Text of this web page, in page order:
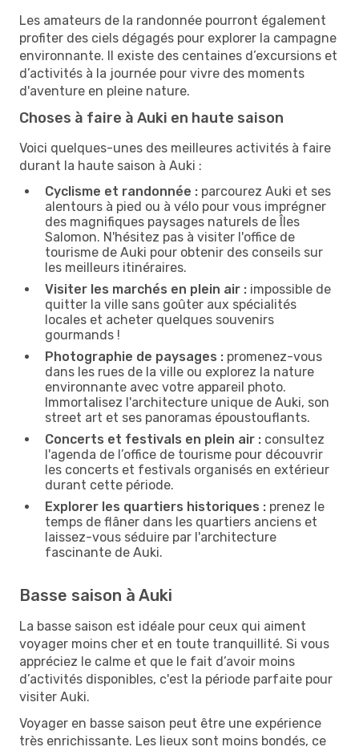
Les amateurs de la randonnée pourront également
profiter des ciels dégagés pour explorer la campagne
environnante. Il existe des centaines d’excursions et
d’activités à la journée pour vivre des moments
d'aventure en pleine nature.
Choses à faire à Auki en haute saison
Voici quelques-unes des meilleures activités à faire
durant la haute saison à Auki :
Cyclisme et randonnée : parcourez Auki et ses
alentours à pied ou à vélo pour vous imprégner
des magnifiques paysages naturels de Îles
Salomon. N'hésitez pas à visiter l'office de
tourisme de Auki pour obtenir des conseils sur
les meilleurs itinéraires.
Visiter les marchés en plein air : impossible de
quitter la ville sans goûter aux spécialités
locales et acheter quelques souvenirs
gourmands !
Photographie de paysages : promenez-vous
dans les rues de la ville ou explorez la nature
environnante avec votre appareil photo.
Immortalisez l'architecture unique de Auki, son
street art et ses panoramas époustouflants.
Concerts et festivals en plein air : consultez
l'agenda de l’office de tourisme pour découvrir
les concerts et festivals organisés en extérieur
durant cette période.
Explorer les quartiers historiques : prenez le
temps de flâner dans les quartiers anciens et
laissez-vous séduire par l'architecture
fascinante de Auki.
Basse saison à Auki
La basse saison est idéale pour ceux qui aiment
voyager moins cher et en toute tranquillité. Si vous
appréciez le calme et que le fait d’avoir moins
d’activités disponibles, c'est la période parfaite pour
visiter Auki.
Voyager en basse saison peut être une expérience
très enrichissante. Les lieux sont moins bondés, ce